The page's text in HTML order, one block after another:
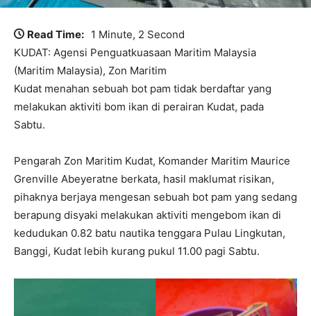
Read Time: 1 Minute, 2 Second
KUDAT: Agensi Penguatkuasaan Maritim Malaysia
(Maritim Malaysia), Zon Maritim
Kudat menahan sebuah bot pam tidak berdaftar yang
melakukan aktiviti bom ikan di perairan Kudat, pada
Sabtu.
Pengarah Zon Maritim Kudat, Komander Maritim Maurice
Grenville Abeyeratne berkata, hasil maklumat risikan,
pihaknya berjaya mengesan sebuah bot pam yang sedang
berapung disyaki melakukan aktiviti mengebom ikan di
kedudukan 0.82 batu nautika tenggara Pulau Lingkutan,
Banggi, Kudat lebih kurang pukul 11.00 pagi Sabtu.